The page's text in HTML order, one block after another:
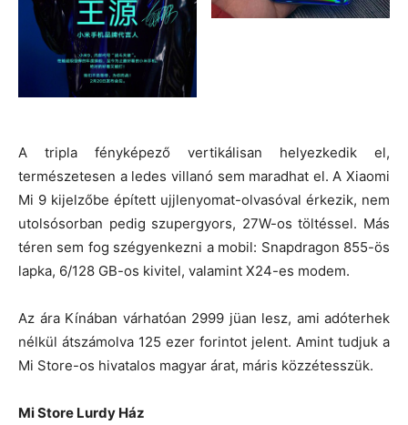
A tripla fényképező vertikálisan helyezkedik el,
természetesen a ledes villanó sem maradhat el. A Xiaomi
Mi 9 kijelzőbe épített ujjlenyomat-olvasóval érkezik, nem
utolsósorban pedig szupergyors, 27W-os töltéssel. Más
téren sem fog szégyenkezni a mobil: Snapdragon 855-ös
lapka, 6/128 GB-os kivitel, valamint X24-es modem.
Az ára Kínában várhatóan 2999 jüan lesz, ami adóterhek
nélkül átszámolva 125 ezer forintot jelent. Amint tudjuk a
Mi Store-os hivatalos magyar árat, máris közzétesszük.
Mi Store Lurdy Ház